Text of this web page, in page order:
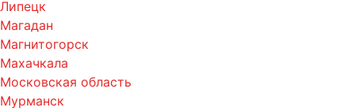
Липецк
Магадан
Магнитогорск
Махачкала
Московская область
Мурманск